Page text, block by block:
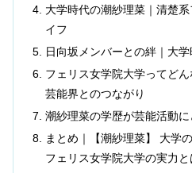
大学時代の潮紗理菜｜清楚
イフ
日向坂メンバーとの絆｜大
フェリス女学院大学ってど
芸能界とのつながり
潮紗理菜の学歴が芸能活動
まとめ｜【潮紗理菜】 大学
フェリス女学院大学の実力と